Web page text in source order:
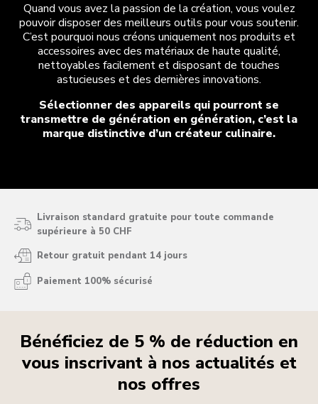
Quand vous avez la passion de la création, vous voulez
pouvoir disposer des meilleurs outils pour vous soutenir.
C’est pourquoi nous créons uniquement nos produits et
accessoires avec des matériaux de haute qualité,
nettoyables facilement et disposant de touches
astucieuses et des dernières innovations.
Sélectionner des appareils qui pourront se
transmettre de génération en génération, c’est la
marque distinctive d’un créateur culinaire.
Livraison standard gratuite pour toute commande
supérieure à 50 CHF
Retour gratuit pendant 14 jours
Paiement 100% sécurisé
Bénéficiez de 5 % de réduction en
vous inscrivant à nos actualités et
nos offres